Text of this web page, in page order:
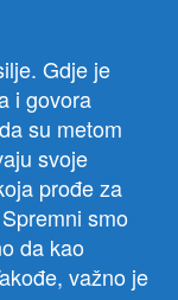
Gdje je
i govora
su metom
svoje
prođe za
smo
da kao
važno je